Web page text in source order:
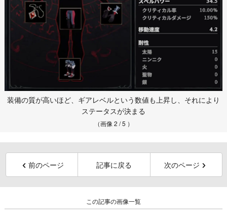
装備の質が高いほど、ギアレベルという数値も上昇し、それにより
ステータスが決まる
（画像 2 / 5 ）
前のページ 記事に戻る 次のページ
この記事の画像一覧